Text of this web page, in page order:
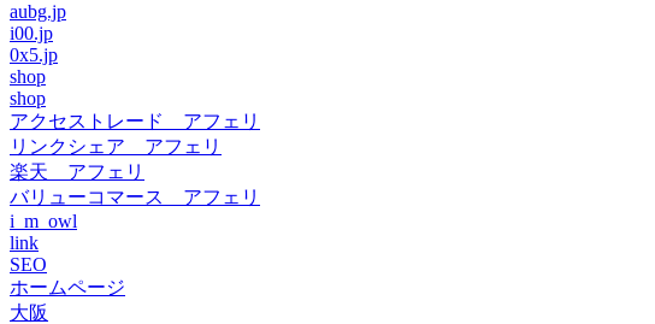
aubg.jp
i00.jp
0x5.jp
shop
shop
アクセストレード アフェリ
リンクシェア アフェリ
楽天 アフェリ
バリューコマース アフェリ
i_m_owl
link
SEO
ホームページ
大阪